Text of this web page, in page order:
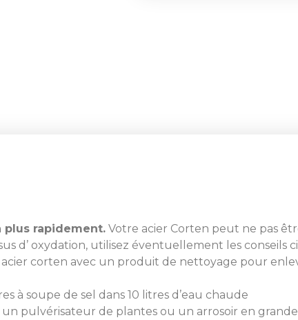
plus rapidement. Votre acier Corten peut ne pas
d’ oxydation, utilisez éventuellement les conseils
corten avec un produit de nettoyage pour
à soupe de sel dans 10 litres d’eau chaude
un pulvérisateur de plantes ou un arrosoir en